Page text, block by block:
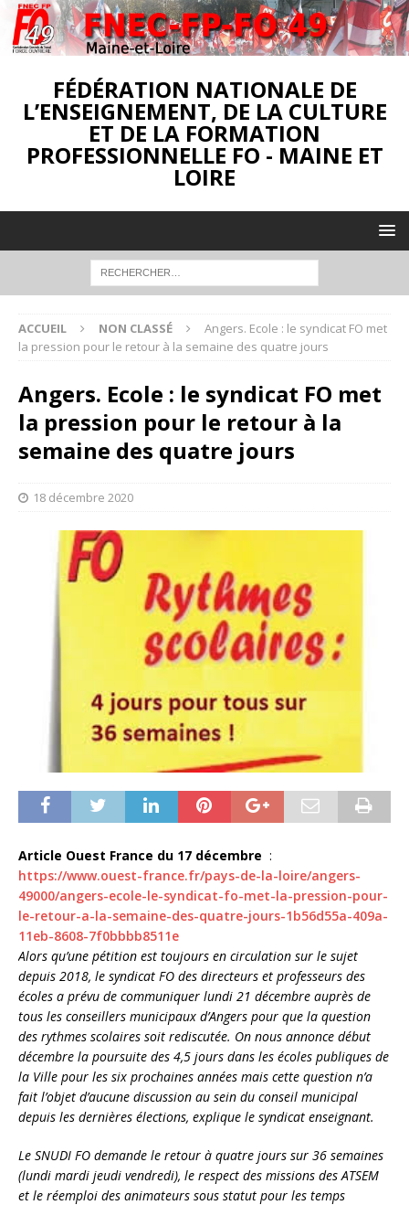
FÉDÉRATION NATIONALE DE
L’ENSEIGNEMENT, DE LA CULTURE
ET DE LA FORMATION
PROFESSIONNELLE FO - MAINE ET
LOIRE
ACCUEIL NON CLASSÉ
Angers. Ecole : le syndicat FO met
la pression pour le retour à la semaine des quatre jours
Angers. Ecole : le syndicat FO met
la pression pour le retour à la
semaine des quatre jours
18 décembre 2020
Article Ouest France du 17 décembre :
https://www.ouest-france.fr/pays-de-la-loire/angers-
49000/angers-ecole-le-syndicat-fo-met-la-pression-pour-
le-retour-a-la-semaine-des-quatre-jours-1b56d55a-409a-
11eb-8608-7f0bbbb8511e
Alors qu’une pétition est toujours en circulation sur le sujet
depuis 2018, le syndicat FO des directeurs et professeurs des
écoles a prévu de communiquer lundi 21 décembre auprès de
tous les conseillers municipaux d’Angers pour que la question
des rythmes scolaires soit rediscutée. On nous annonce début
décembre la poursuite des 4,5 jours dans les écoles publiques de
la Ville pour les six prochaines années mais cette question n’a
fait l’objet d’aucune discussion au sein du conseil municipal
depuis les dernières élections, explique le syndicat enseignant.
Le SNUDI FO demande le retour à quatre jours sur 36 semaines
(lundi mardi jeudi vendredi), le respect des missions des ATSEM
et le réemploi des animateurs sous statut pour les temps